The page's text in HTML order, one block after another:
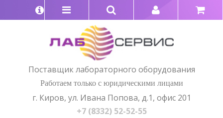
Поставщик лабораторного оборудования
Работаем только с юридическими лицами
г. Киров, ул. Ивана Попова, д.1, офис 201
+7 (8332) 52-52-55